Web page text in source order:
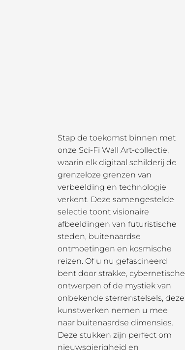
Stap de toekomst binnen met
onze Sci-Fi Wall Art-collectie,
waarin elk digitaal schilderij de
grenzeloze grenzen van
verbeelding en technologie
verkent. Deze samengestelde
selectie toont visionaire
afbeeldingen van futuristische
steden, buitenaardse
ontmoetingen en kosmische
reizen. Of u nu gefascineerd
bent door strakke, cybernetische
ontwerpen of de mystiek van
onbekende sterrenstelsels, deze
kunstwerken nemen u mee
naar buitenaardse dimensies.
Deze stukken zijn perfect om
nieuwsgierigheid en